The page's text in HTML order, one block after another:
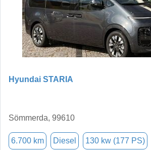
Hyundai STARIA
Sömmerda, 99610
6.700 km Diesel 130 kw (177 PS)